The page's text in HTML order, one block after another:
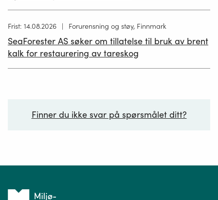
Høring
19.06.2026
Frist: 14.08.2026 Forurensning og støy, Finnmark
SeaForester AS søker om tillatelse til bruk av brent
kalk for restaurering av tareskog
Finner du ikke svar på spørsmålet ditt?
Tilbake